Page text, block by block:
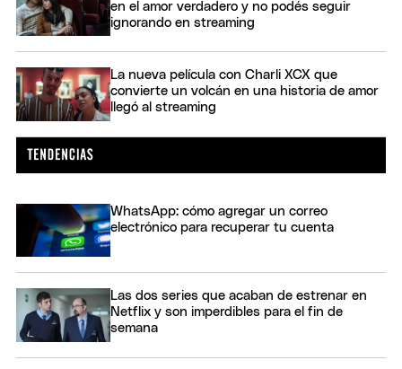
en el amor verdadero y no podés seguir
ignorando en streaming
La nueva película con Charli XCX que
convierte un volcán en una historia de amor
llegó al streaming
WhatsApp: cómo agregar un correo
electrónico para recuperar tu cuenta
Las dos series que acaban de estrenar en
Netflix y son imperdibles para el fin de
semana